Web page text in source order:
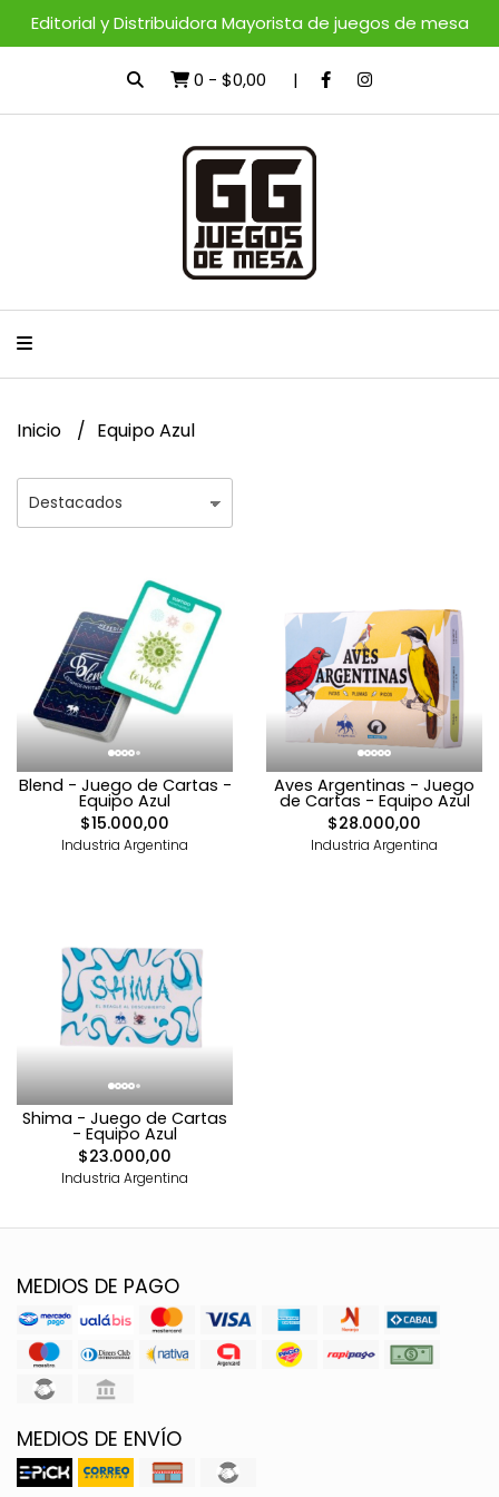
Editorial y Distribuidora Mayorista de juegos de mesa
0 - $0,00
Inicio Equipo Azul
Blend - Juego de Cartas -
Equipo Azul
$15.000,00
Industria Argentina
Aves Argentinas - Juego
de Cartas - Equipo Azul
$28.000,00
Industria Argentina
Shima - Juego de Cartas
- Equipo Azul
$23.000,00
Industria Argentina
MEDIOS DE PAGO
MEDIOS DE ENVÍO